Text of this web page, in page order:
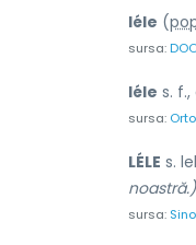
léle (
sursa:
léle s.
sursa:
LÉLE s.
noastră.)
sursa: